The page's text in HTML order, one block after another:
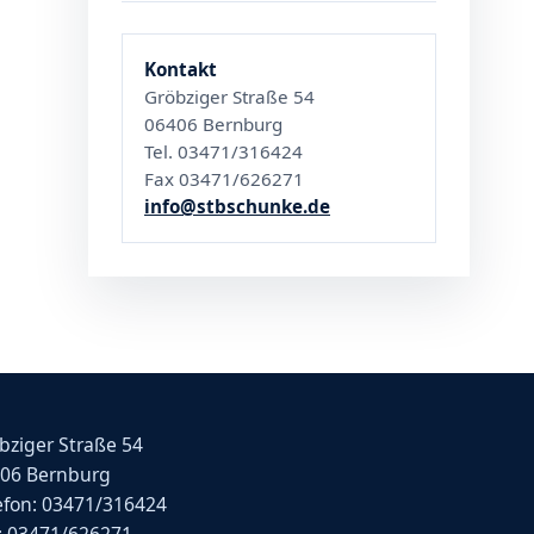
Kontakt
Gröbziger Straße 54
06406 Bernburg
Tel. 03471/316424
Fax 03471/626271
info@stbschunke.de
Straße 54
Bernburg
03471/316424